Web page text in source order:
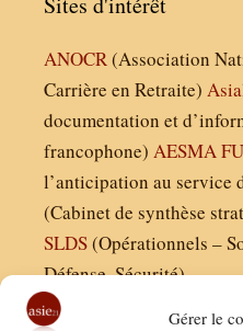
Gérer le
ANOCR(Association
Carrière en Retraite)
documentation et
francophone) AESMA
l’anticipation au service
(Cabinet de synthèse
SLDS(Opérationnels –
Défense, Sécurité)